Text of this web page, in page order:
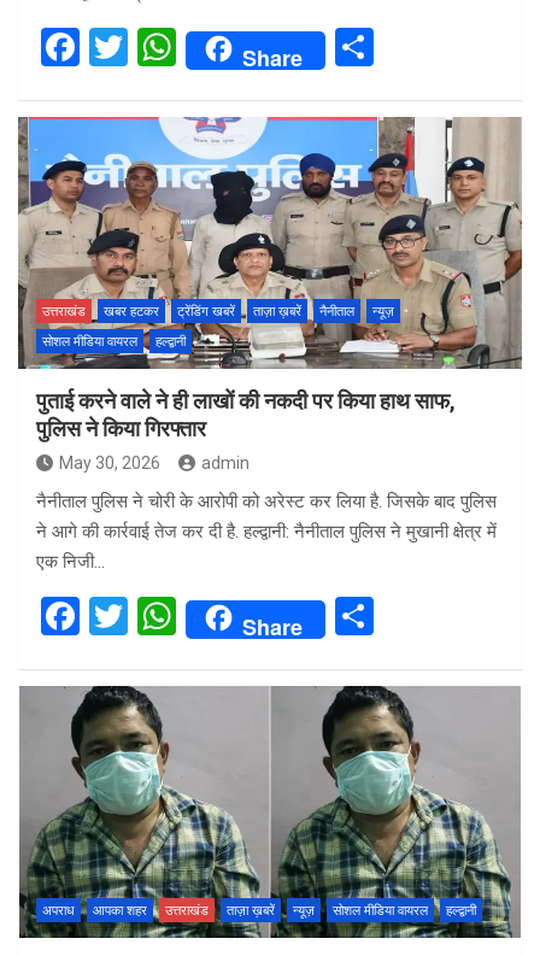
F
ce
b
o
o
k
T
tt
er
W
h
at
s
A
p
p
Share
ar
e
उत्तराखंड खबर हटकर ट्रेंडिंग खबरें ताज़ा ख़बरें नैनीताल
न्यूज़
सोशल मीडिया वायरल
हल्द्वानी
पुताई करने वाले ने ही लाखों की नकदी पर किया हाथ साफ,
पुलिस ने किया गिरफ्तार
May 30, 2026 admin
नैनीताल पुलिस ने चोरी के आरोपी को अरेस्ट कर लिया है. जिसके बाद पुलिस
ने आगे की कार्रवाई तेज कर दी है. हल्द्वानी: नैनीताल पुलिस ने मुखानी क्षेत्र में
एक निजी…
F
ce
b
o
o
k
T
tt
er
W
h
at
p
p
Share
ar
e
अपराध आपका शहर उत्तराखंड ताज़ा ख़बरें न्यूज़ सोशल मीडिया वायरल हल्द्वानी